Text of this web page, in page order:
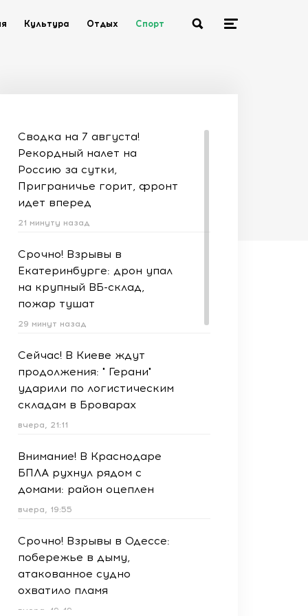
Культура Отдых Спорт
Сводка на 7 августа!
Рекордный налет на
Россию за сутки,
Приграничье горит, фронт
идет вперед
21 минуту назад
Срочно! Взрывы в
Екатеринбурге: дрон упал
на крупный ВБ-склад,
пожар тушат
29 минут назад
Сейчас! В Киеве ждут
продолжения: " Герани"
ударили по логистическим
складам в Броварах
вчера, 21:11
Внимание! В Краснодаре
БПЛА рухнул рядом с
домами: район оцеплен
вчера, 19:55
Срочно! Взрывы в Одессе:
побережье в дыму,
атакованное судно
охватило пламя
вчера, 19:49